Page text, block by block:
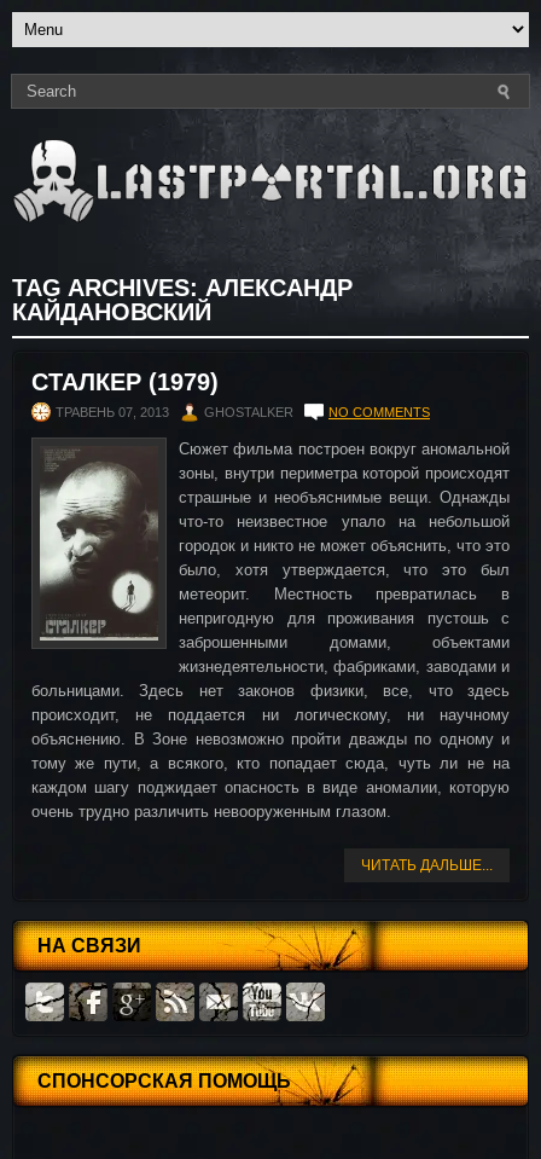
TAG ARCHIVES: АЛЕКСАНДР
КАЙДАНОВСКИЙ
СТАЛКЕР (1979)
ТРАВЕНЬ 07, 2013 GHOSTALKER NO COMMENTS
Сюжет фильма построен вокруг аномальной
зоны, внутри периметра которой происходят
страшные и необъяснимые вещи. Однажды
что-то неизвестное упало на небольшой
городок и никто не может объяснить, что это
было, хотя утверждается, что это был
метеорит. Местность превратилась в
непригодную для проживания пустошь с
заброшенными домами, объектами
жизнедеятельности, фабриками, заводами и
больницами. Здесь нет законов физики, все, что здесь
происходит, не поддается ни логическому, ни научному
объяснению. В Зоне невозможно пройти дважды по одному и
тому же пути, а всякого, кто попадает сюда, чуть ли не на
каждом шагу поджидает опасность в виде аномалии, которую
очень трудно различить невооруженным глазом.
ЧИТАТЬ ДАЛЬШЕ...
НА СВЯЗИ
СПОНСОРСКАЯ ПОМОЩЬ